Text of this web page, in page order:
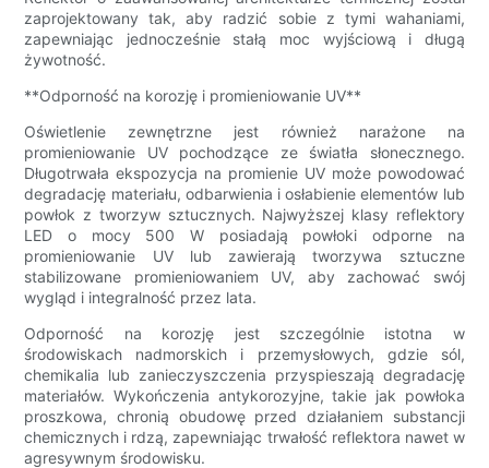
zaprojektowany tak, aby radzić sobie z tymi wahaniami,
zapewniając jednocześnie stałą moc wyjściową i długą
żywotność.
**Odporność na korozję i promieniowanie UV**
Oświetlenie zewnętrzne jest również narażone na
promieniowanie UV pochodzące ze światła słonecznego.
Długotrwała ekspozycja na promienie UV może powodować
degradację materiału, odbarwienia i osłabienie elementów lub
powłok z tworzyw sztucznych. Najwyższej klasy reflektory
LED o mocy 500 W posiadają powłoki odporne na
promieniowanie UV lub zawierają tworzywa sztuczne
stabilizowane promieniowaniem UV, aby zachować swój
wygląd i integralność przez lata.
Odporność na korozję jest szczególnie istotna w
środowiskach nadmorskich i przemysłowych, gdzie sól,
chemikalia lub zanieczyszczenia przyspieszają degradację
materiałów. Wykończenia antykorozyjne, takie jak powłoka
proszkowa, chronią obudowę przed działaniem substancji
chemicznych i rdzą, zapewniając trwałość reflektora nawet w
agresywnym środowisku.